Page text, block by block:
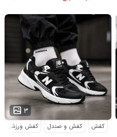
۳ ...
کفش کفش و صندل کفش ورزشی